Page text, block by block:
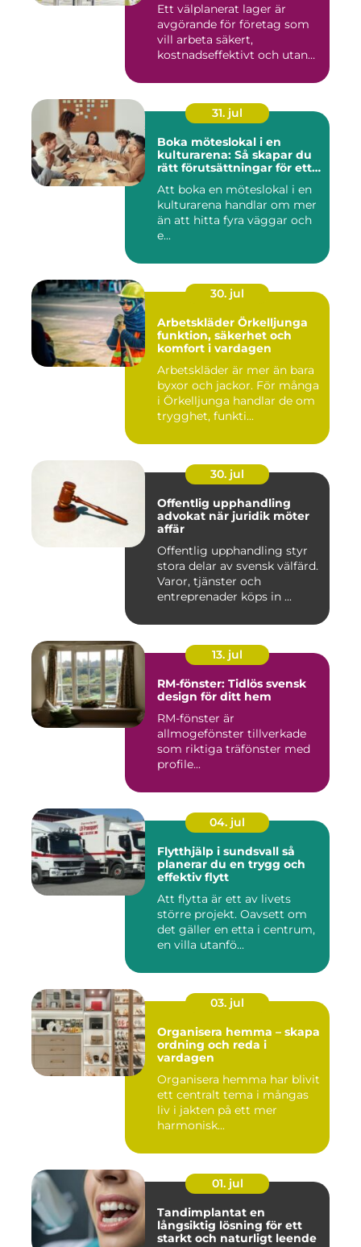
Ett välplanerat lager är
avgörande för företag som
vill arbeta säkert,
kostnadseffektivt och utan
31. jul
Boka möteslokal i en
kulturarena: Så skapar du
rätt förutsättningar för ett
Att boka en möteslokal i en
kulturarena handlar om mer
än att hitta fyra väggar och
e...
30. jul
Arbetskläder Örkelljunga
funktion, säkerhet och
komfort i vardagen
Arbetskläder är mer än bara
byxor och jackor. För många
i Örkelljunga handlar de om
trygghet, funkti...
30. jul
Offentlig upphandling
advokat när juridik möter
affär
Offentlig upphandling styr
stora delar av svensk välfärd.
Varor, tjänster och
entreprenader köps in ...
13. jul
RM-fönster: Tidlös svensk
design för ditt hem
RM-fönster är
allmogefönster tillverkade
som riktiga träfönster med
profile...
04. jul
Flytthjälp i sundsvall så
planerar du en trygg och
effektiv flytt
Att flytta är ett av livets
större projekt. Oavsett om
det gäller en etta i centrum,
en villa utanfö...
03. jul
Organisera hemma – skapa
ordning och reda i
vardagen
Organisera hemma har blivit
ett centralt tema i mångas
liv i jakten på ett mer
harmonisk...
01. jul
Tandimplantat en
långsiktig lösning för ett
starkt och naturligt leende